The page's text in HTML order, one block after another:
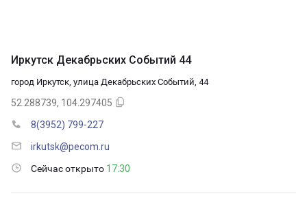
Иркутск Декабрьских Событий 44
город Иркутск, улица Декабрьских Событий, 44
52.288739, 104.297405
8(3952) 799-227
irkutsk@pecom.ru
Сейчас открыто 17:30